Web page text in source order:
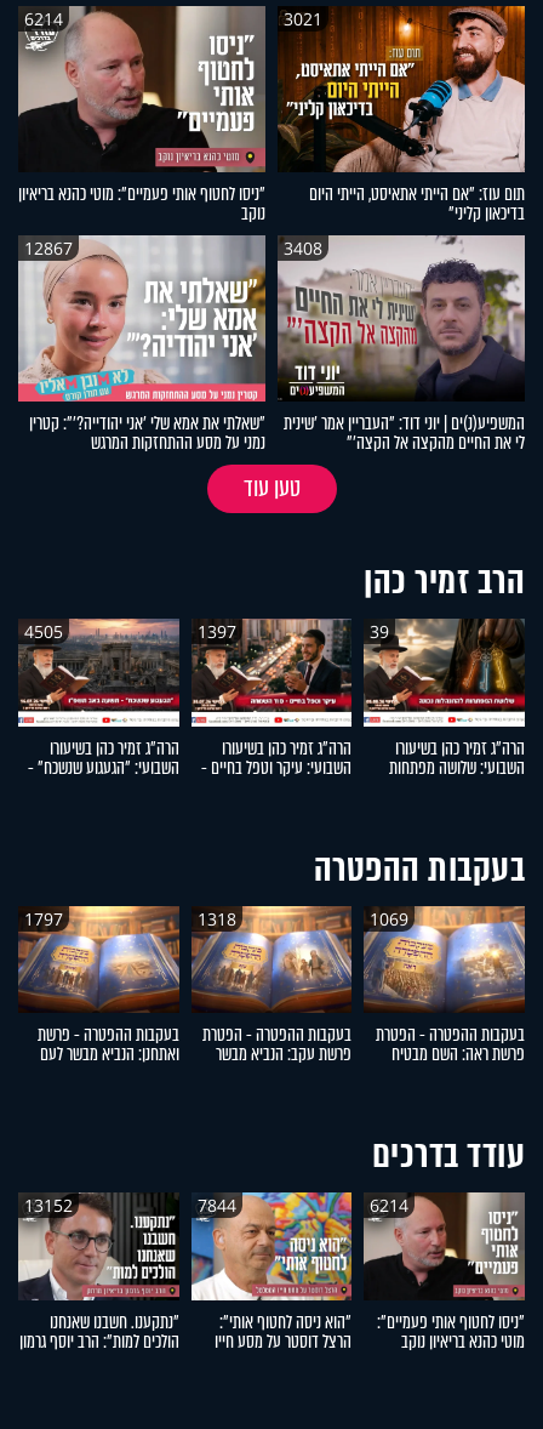
3021
תום עוז: "אם הייתי אתאיסט, הייתי היום
בדיכאון קליני"
6214
"ניסו לחטוף אותי פעמיים": מוטי כהנא בריאיון
נוקב
3408
המשפיע(נ)ים | יוני דוד: "העבריין אמר 'שינית
לי את החיים מהקצה אל הקצה'"
12867
"שאלתי את אמא שלי 'אני יהודייה?'": קטרין
נמני על מסע ההתחזקות המרגש
טען עוד
הרב זמיר כהן
39
הרה"ג זמיר כהן בשיעורו
השבועי: שלושה מפתחות
1397
הרה"ג זמיר כהן בשיעורו
השבועי: עיקר וטפל בחיים -
4505
הרה"ג זמיר כהן בשיעורו
השבועי: "הגעגוע שנשכח" -
בעקבות ההפטרה
1069
בעקבות ההפטרה - הפטרת
פרשת ראה: השם מבטיח
1318
בעקבות ההפטרה - הפטרת
פרשת עקב: הנביא מבשר
1797
בעקבות ההפטרה - פרשת
ואתחנן: הנביא מבשר לעם
עודד בדרכים
6214
"ניסו לחטוף אותי פעמיים":
מוטי כהנא בריאיון נוקב
7844
"הוא ניסה לחטוף אותי":
הרצל דוסטר על מסע חייו
13152
"נתקענו. חשבנו שאנחנו
הולכים למות": הרב יוסף גרמון